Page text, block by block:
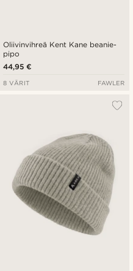
Oliivinvihreä Kent Kane beanie-
pipo
44,95 €
8 VÄRIT FAWLER